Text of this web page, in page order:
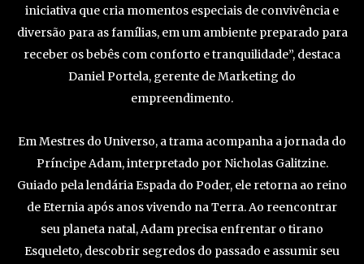
iniciativa que cria momentos especiais de convivência e
diversão para as famílias, em um ambiente preparado para
receber os bebês com conforto e tranquilidade”, destaca
Daniel Portela, gerente de Marketing do
empreendimento.
Em Mestres do Universo, a trama acompanha a jornada do
Príncipe Adam, interpretado por Nicholas Galitzine.
Guiado pela lendária Espada do Poder, ele retorna ao reino
de Eternia após anos vivendo na Terra. Ao reencontrar
seu planeta natal, Adam precisa enfrentar o tirano
Esqueleto, descobrir segredos do passado e assumir seu